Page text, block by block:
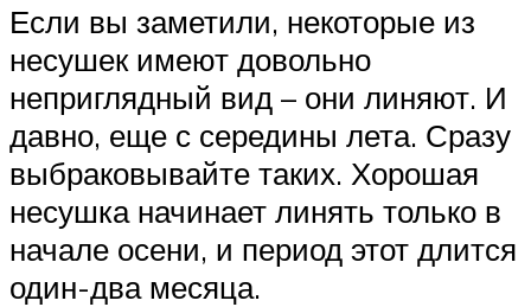
Если вы заметили, некоторые из
несушек имеют довольно
неприглядный вид – они линяют. И
давно, еще с середины лета. Сразу
выбраковывайте таких. Хорошая
несушка начинает линять только в
начале осени, и период этот длится
один-два месяца.